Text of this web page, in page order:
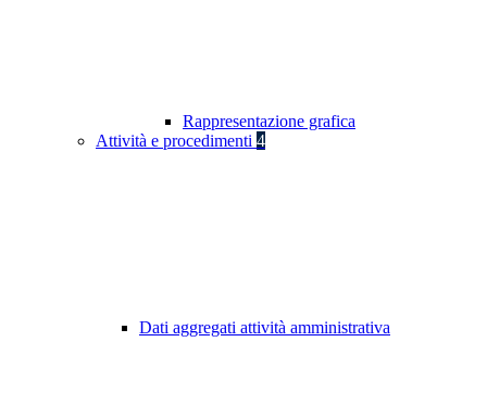
Rappresentazione grafica
Attività e procedimenti 4
Dati aggregati attività amministrativa